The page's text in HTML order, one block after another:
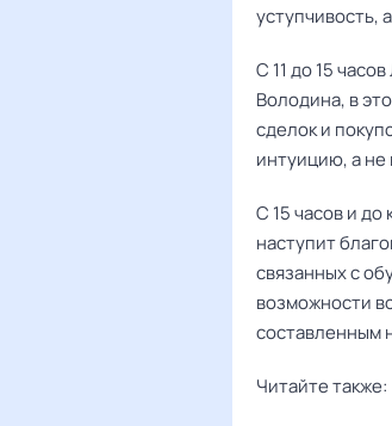
уступчивость,
С 11 до 15
Володина, в
сделок и
интуицию, а
С 15 часов и
наступит
связанных с
возможности
составленным
Читайте также: